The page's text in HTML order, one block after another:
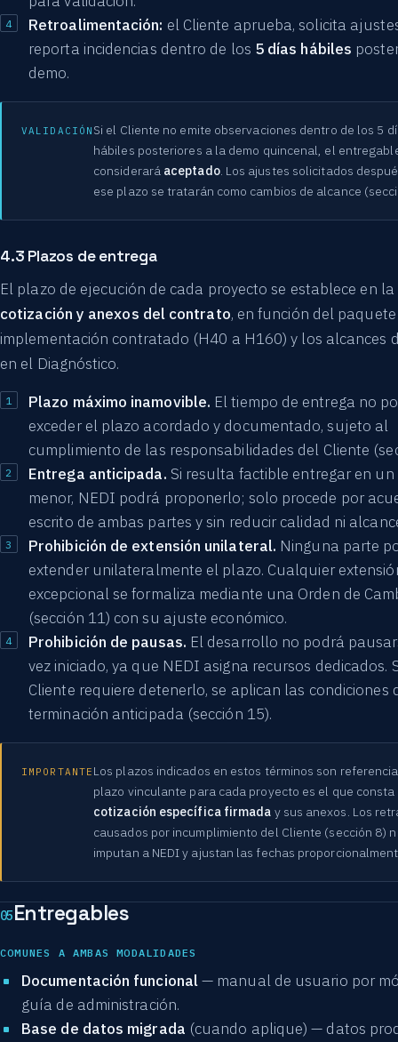
Retroalimentación: el Cliente aprueba, solicita
reporta incidencias dentro de los 5 días hábiles
demo.
VALIDACIÓN Si el Cliente no emite observaciones dentro de los 5
hábiles posteriores a la demo quincenal, el
considerará aceptado. Los ajustes solicitados
ese plazo se tratarán como cambios de alcance
4.3 Plazos de entrega
El plazo de ejecución de cada proyecto se establece en la
cotización y anexos del contrato, en función del
implementación contratado (H40 a H160) y los alcances
en el Diagnóstico.
Plazo máximo inamovible. El tiempo de entrega no
exceder el plazo acordado y documentado, sujeto al
cumplimiento de las responsabilidades del Cliente
Entrega anticipada. Si resulta factible entregar en
menor, NEDI podrá proponerlo; solo procede por
escrito de ambas partes y sin reducir calidad ni
Prohibición de extensión unilateral. Ninguna parte
extender unilateralmente el plazo. Cualquier
excepcional se formaliza mediante una Orden de
(sección 11) con su ajuste económico.
Prohibición de pausas. El desarrollo no podrá
vez iniciado, ya que NEDI asigna recursos dedicados.
Cliente requiere detenerlo, se aplican las condiciones
terminación anticipada (sección 15).
IMPORTANTE Los plazos indicados en estos términos son
plazo vinculante para cada proyecto es el que consta
cotización específica firmada y sus anexos. Los
causados por incumplimiento del Cliente (sección 8)
imputan a NEDI y ajustan las fechas
05Entregables
COMUNES A AMBAS MODALIDADES
Documentación funcional— manual de usuario por
guía de administración.
Base de datos migrada (cuando aplique) — datos